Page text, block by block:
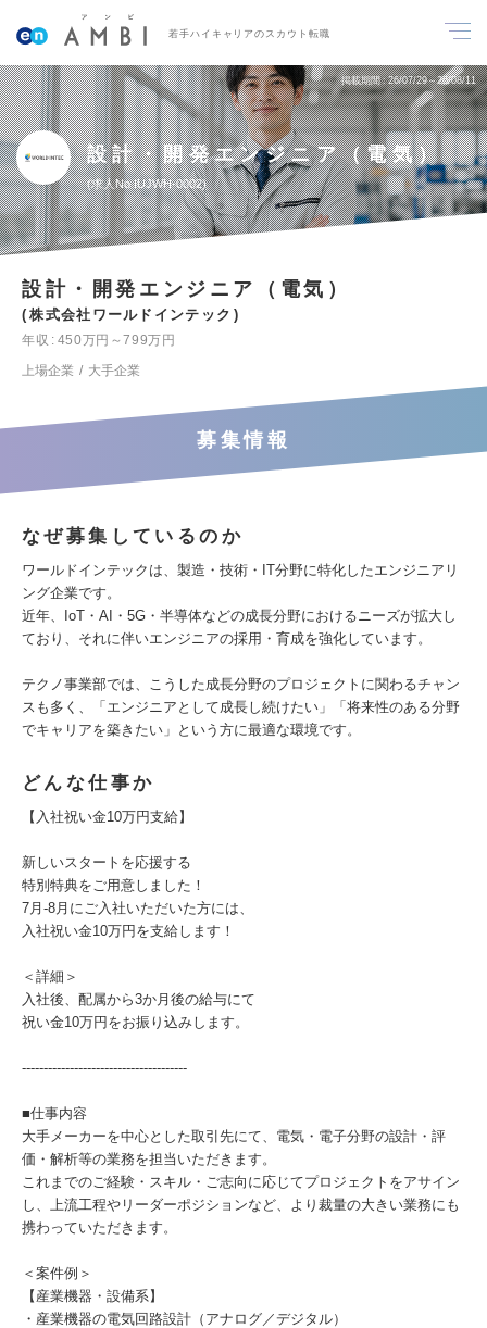
若手ハイキャリアのスカウト転職
掲載期間 26/07/29～26/08/11
設計・開発エンジニア（電気）
求人No.IUJWH-0002
設計・開発エンジニア（電気）
株式会社ワールドインテック
年収
450万円～799万円
上場企業
大手企業
募集情報
なぜ募集しているのか
ワールドインテックは、製造・技術・IT分野に特化したエンジニアリ
ング企業です。
近年、IoT・AI・5G・半導体などの成長分野におけるニーズが拡大し
ており、それに伴いエンジニアの採用・育成を強化しています。
テクノ事業部では、こうした成長分野のプロジェクトに関わるチャン
スも多く、「エンジニアとして成長し続けたい」「将来性のある分野
でキャリアを築きたい」という方に最適な環境です。
どんな仕事か
【入社祝い金10万円支給】
新しいスタートを応援する
特別特典をご用意しました！
7月-8月にご入社いただいた方には、
入社祝い金10万円を支給します！
＜詳細＞
入社後、配属から3か月後の給与にて
祝い金10万円をお振り込みします。
--------------------------------------
■仕事内容
大手メーカーを中心とした取引先にて、電気・電子分野の設計・評
価・解析等の業務を担当いただきます。
これまでのご経験・スキル・ご志向に応じてプロジェクトをアサイン
し、上流工程やリーダーポジションなど、より裁量の大きい業務にも
携わっていただきます。
＜案件例＞
【産業機器・設備系】
・産業機器の電気回路設計（アナログ／デジタル）